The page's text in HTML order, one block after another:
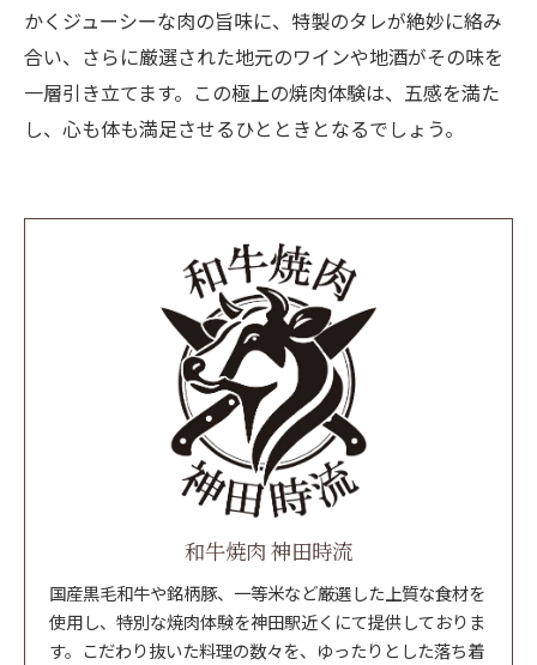
かくジューシーな肉の旨味に、特製のタレが絶妙に絡み
合い、さらに厳選された地元のワインや地酒がその味を
一層引き立てます。この極上の焼肉体験は、五感を満た
し、心も体も満足させるひとときとなるでしょう。
和牛焼肉 神田時流
国産黒毛和牛や銘柄豚、一等米など厳選した上質な食材を
使用し、特別な焼肉体験を神田駅近くにて提供しておりま
す。こだわり抜いた料理の数々を、ゆったりとした落ち着